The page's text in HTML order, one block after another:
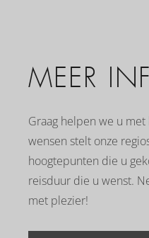
MEER
Graag helpen we u
wensen stelt onze
hoogtepunten die u
reisduur die u wenst.
met plezier!